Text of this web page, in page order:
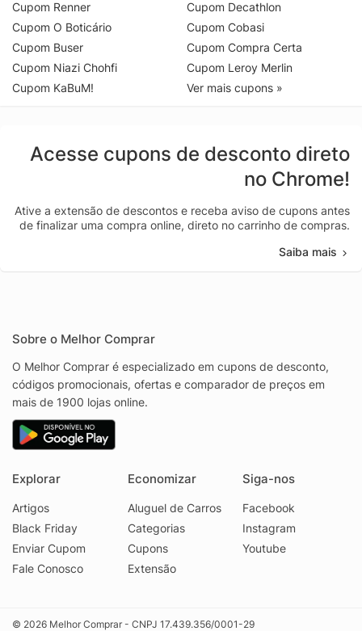
Cupom Renner
Cupom O Boticário
Cupom Buser
Cupom Niazi Chohfi
Cupom KaBuM!
Cupom Decathlon
Cupom Cobasi
Cupom Compra Certa
Cupom Leroy Merlin
Ver mais cupons »
Acesse cupons de desconto direto
no Chrome!
Ative a extensão de descontos e receba aviso de cupons antes
de finalizar uma compra online, direto no carrinho de compras.
Saiba mais
Sobre o Melhor Comprar
O Melhor Comprar é especializado em cupons de desconto,
códigos promocionais, ofertas e comparador de preços em
mais de 1900 lojas online.
Explorar
Artigos
Black Friday
Enviar Cupom
Fale Conosco
Economizar
Aluguel de Carros
Categorias
Cupons
Extensão
Siga-nos
Facebook
Instagram
Youtube
© 2026 Melhor Comprar - CNPJ 17.439.356/0001-29